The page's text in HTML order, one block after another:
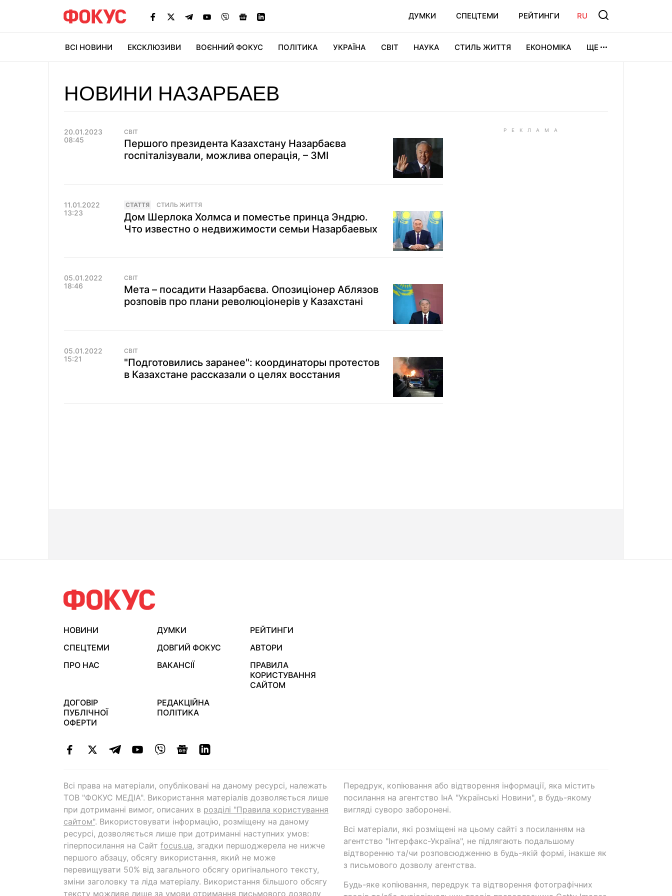
ДУМКИ СПЕЦТЕМИ РЕЙТИНГИ RU
ВСІ НОВИНИ ЕКСКЛЮЗИВИ ВОЄННИЙ ФОКУС ПОЛІТИКА УКРАЇНА СВІТ НАУКА СТИЛЬ ЖИТТЯ ЕКОНОМІКА ЩЕ
НОВИНИ НАЗАРБАЕВ
20.01.2023
08:45
СВІТ
Першого президента Казахстану Назарбаєва
госпіталізували, можлива операція, – ЗМІ
11.01.2022
13:23
СТАТТЯ СТИЛЬ ЖИТТЯ
Дом Шерлока Холмса и поместье принца Эндрю.
Что известно о недвижимости семьи Назарбаевых
05.01.2022
18:46
СВІТ
Мета – посадити Назарбаєва. Опозиціонер Аблязов
розповів про плани революціонерів у Казахстані
05.01.2022
15:21
СВІТ
"Подготовились заранее": координаторы протестов
в Казахстане рассказали о целях восстания
НОВИНИ ДУМКИ
РЕЙТИНГИ
СПЕЦТЕМИ
ДОВГИЙ ФОКУС
АВТОРИ
ПРО НАС
ВАКАНСІЇ
ПРАВИЛА
КОРИСТУВАННЯ
САЙТОМ
ДОГОВІР
ПУБЛІЧНОЇ
ОФЕРТИ
РЕДАКЦІЙНА
ПОЛІТИКА
Всі права на матеріали, опубліковані на даному ресурсі, належать
ТОВ "ФОКУС МЕДІА". Використання матеріалів дозволяється лише
при дотриманні вимог, описаних в розділі "Правила користування
сайтом". Використовувати інформацію, розміщену на даному
ресурсі, дозволяється лише при дотриманні наступних умов:
гіперпосилання на Cайт focus.ua, згадки першоджерела не нижче
першого абзацу, обсягу використання, який не може
перевищувати 50% від загального обсягу оригінального тексту,
зміни заголовку та ліда матеріалу. Використання більшого обсягу
тексту можливе лише за умови отримання письмового дозволу
Передрук, копіювання або відтворення інформації, яка містить
посилання на агентство ІнА "Українські Новини", в будь-якому
вигляді суворо заборонені.
Всі матеріали, які розміщені на цьому сайті з посиланням на
агентство "Інтерфакс-Україна", не підлягають подальшому
відтворенню та/чи розповсюдженню в будь-якій формі, інакше як
з письмового дозволу агентства.
Будь-яке копіювання, передрук та відтворення фотографічних